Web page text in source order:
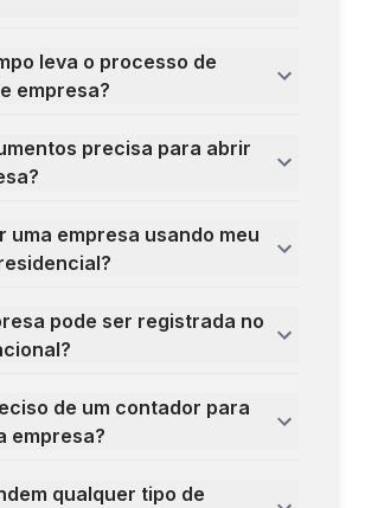
leva o processo de
empresa?
precisa para abrir
uma empresa usando meu
pode ser registrada no
de um contador para
empresa?
qualquer tipo de